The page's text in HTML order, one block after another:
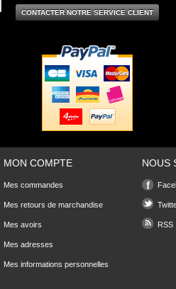
CONTACTER NOTRE SERVICE CLIENT
MON COMPTE
Mes commandes
Mes retours de marchandise
Mes avoirs
Mes adresses
Mes informations personnelles
NOUS
RSS